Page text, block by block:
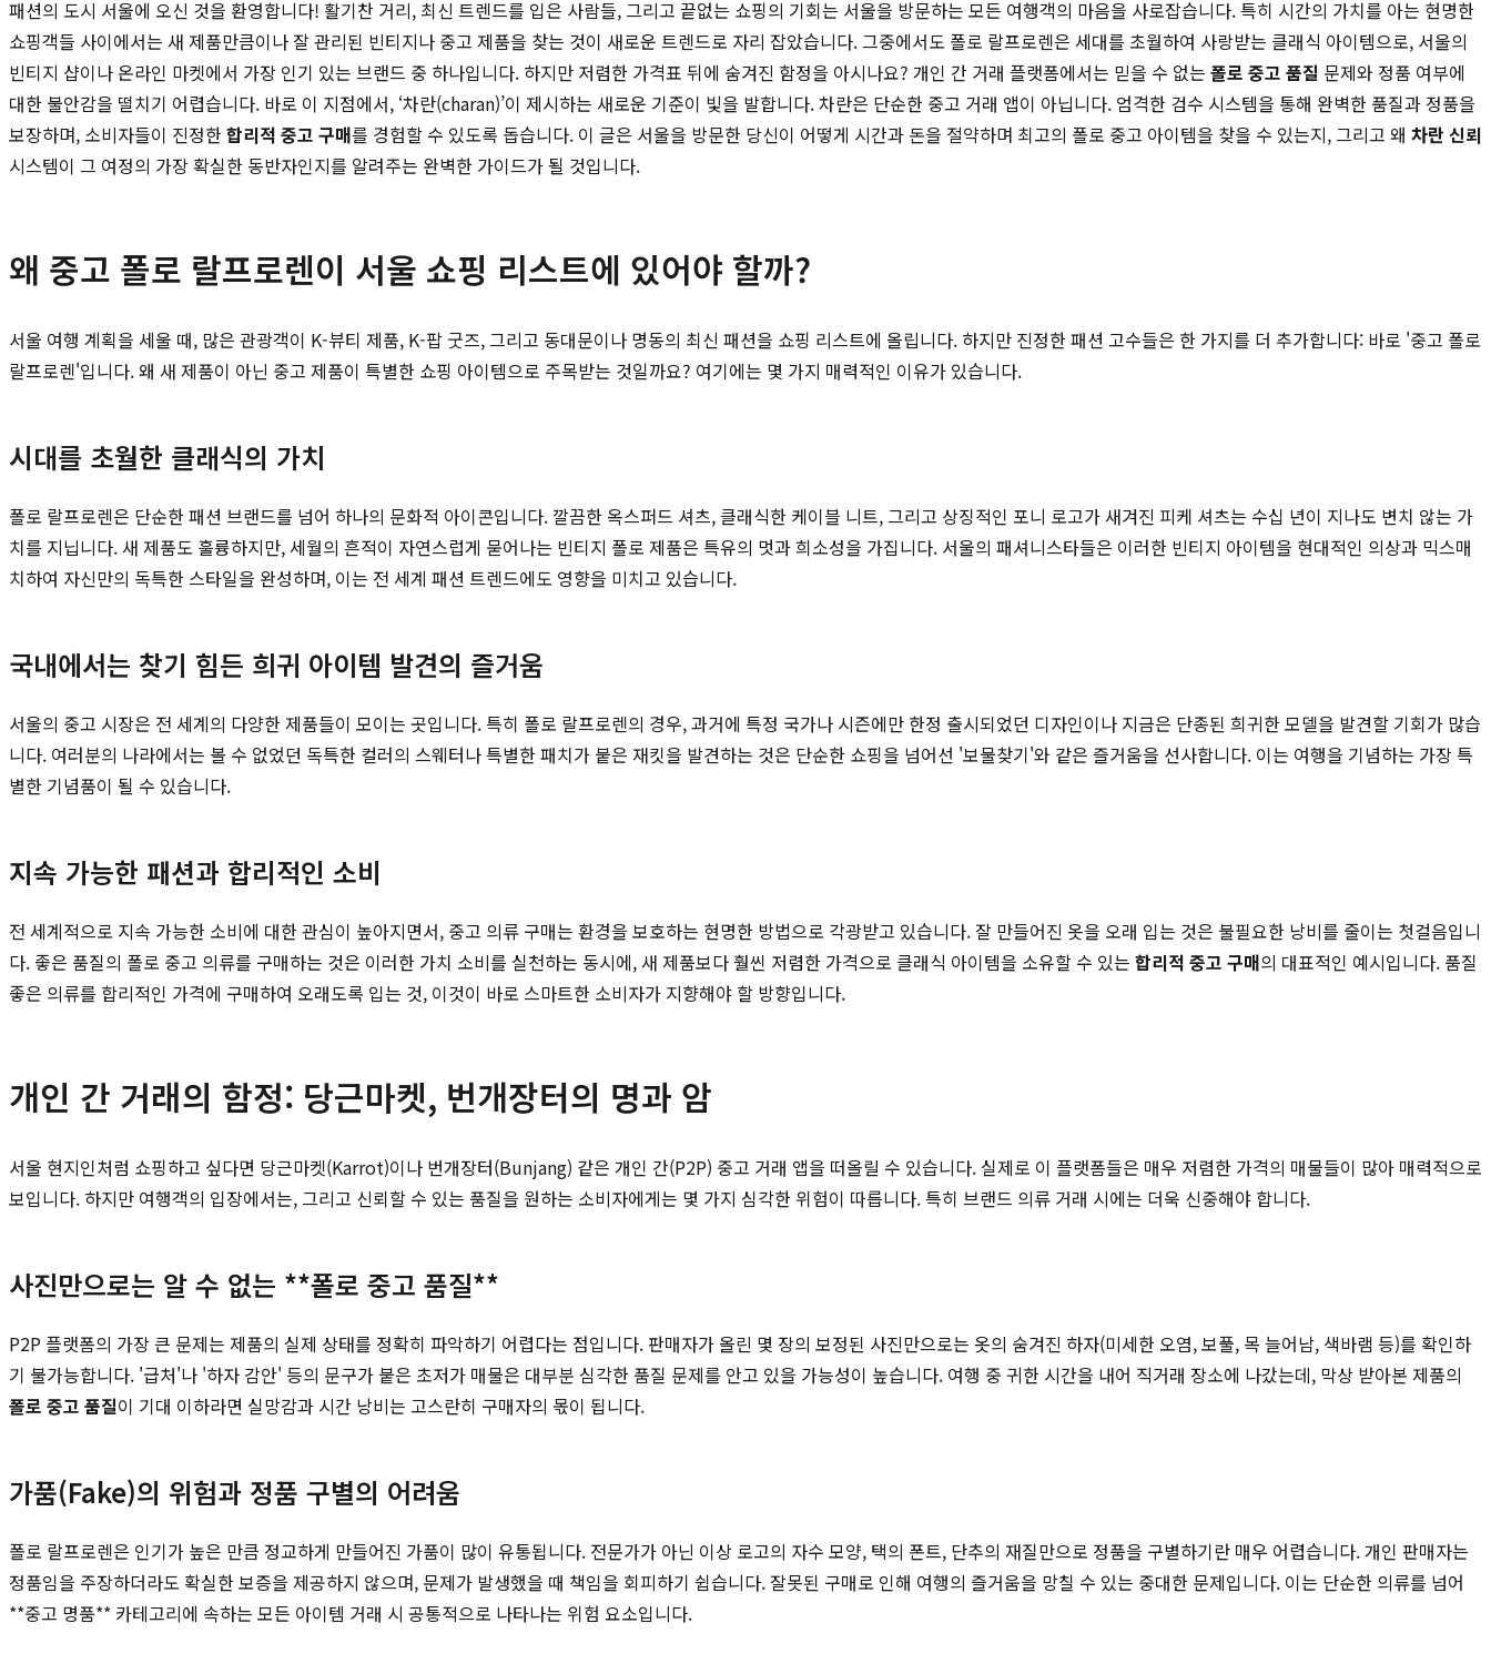
패션의 도시 서울에 오신 것을 환영합니다! 활기찬 거리, 최신 트렌드를 입은 사람들, 그리고 끝없는 쇼핑의 기회는 서울을 방문하는 모든 여행객의 마음을 사로잡습니다. 특히 시간의 가치를 아는 현명한
쇼핑객들 사이에서는 새 제품만큼이나 잘 관리된 빈티지나 중고 제품을 찾는 것이 새로운 트렌드로 자리 잡았습니다. 그중에서도 폴로 랄프로렌은 세대를 초월하여 사랑받는 클래식 아이템으로, 서울의
빈티지 샵이나 온라인 마켓에서 가장 인기 있는 브랜드 중 하나입니다. 하지만 저렴한 가격표 뒤에 숨겨진 함정을 아시나요? 개인 간 거래 플랫폼에서는 믿을 수 없는 폴로 중고 품질 문제와 정품 여부에
대한 불안감을 떨치기 어렵습니다. 바로 이 지점에서, ‘차란(charan)’이 제시하는 새로운 기준이 빛을 발합니다. 차란은 단순한 중고 거래 앱이 아닙니다. 엄격한 검수 시스템을 통해 완벽한 품질과 정품을
보장하며, 소비자들이 진정한합리적 중고 구매를 경험할 수 있도록 돕습니다. 이 글은 서울을 방문한 당신이 어떻게 시간과 돈을 절약하며 최고의 폴로 중고 아이템을 찾을 수 있는지, 그리고 왜 차란 신뢰
시스템이 그 여정의 가장 확실한 동반자인지를 알려주는 완벽한 가이드가 될 것입니다.
왜 중고 폴로 랄프로렌이 서울 쇼핑 리스트에 있어야 할까?
서울 여행 계획을 세울 때, 많은 관광객이 K-뷰티 제품, K-팝 굿즈, 그리고 동대문이나 명동의 최신 패션을 쇼핑 리스트에 올립니다. 하지만 진정한 패션 고수들은 한 가지를 더 추가합니다: 바로 '중고 폴로
랄프로렌'입니다. 왜 새 제품이 아닌 중고 제품이 특별한 쇼핑 아이템으로 주목받는 것일까요? 여기에는 몇 가지 매력적인 이유가 있습니다.
시대를 초월한 클래식의 가치
폴로 랄프로렌은 단순한 패션 브랜드를 넘어 하나의 문화적 아이콘입니다. 깔끔한 옥스퍼드 셔츠, 클래식한 케이블 니트, 그리고 상징적인 포니 로고가 새겨진 피케 셔츠는 수십 년이 지나도 변치 않는 가
치를 지닙니다. 새 제품도 훌륭하지만, 세월의 흔적이 자연스럽게 묻어나는 빈티지 폴로 제품은 특유의 멋과 희소성을 가집니다. 서울의 패셔니스타들은 이러한 빈티지 아이템을 현대적인 의상과 믹스매
치하여 자신만의 독특한 스타일을 완성하며, 이는 전 세계 패션 트렌드에도 영향을 미치고 있습니다.
국내에서는 찾기 힘든 희귀 아이템 발견의 즐거움
서울의 중고 시장은 전 세계의 다양한 제품들이 모이는 곳입니다. 특히 폴로 랄프로렌의 경우, 과거에 특정 국가나 시즌에만 한정 출시되었던 디자인이나 지금은 단종된 희귀한 모델을 발견할 기회가 많습
니다. 여러분의 나라에서는 볼 수 없었던 독특한 컬러의 스웨터나 특별한 패치가 붙은 재킷을 발견하는 것은 단순한 쇼핑을 넘어선 '보물찾기'와 같은 즐거움을 선사합니다. 이는 여행을 기념하는 가장 특
별한 기념품이 될 수 있습니다.
지속 가능한 패션과 합리적인 소비
전 세계적으로 지속 가능한 소비에 대한 관심이 높아지면서, 중고 의류 구매는 환경을 보호하는 현명한 방법으로 각광받고 있습니다. 잘 만들어진 옷을 오래 입는 것은 불필요한 낭비를 줄이는 첫걸음입니
다. 좋은 품질의 폴로 중고 의류를 구매하는 것은 이러한 가치 소비를 실천하는 동시에, 새 제품보다 훨씬 저렴한 가격으로 클래식 아이템을 소유할 수 있는 합리적 중고 구매의 대표적인 예시입니다. 품질
좋은 의류를 합리적인 가격에 구매하여 오래도록 입는 것, 이것이 바로 스마트한 소비자가 지향해야 할 방향입니다.
개인 간 거래의 함정: 당근마켓, 번개장터의 명과 암
서울 현지인처럼 쇼핑하고 싶다면 당근마켓(Karrot)이나 번개장터(Bunjang) 같은 개인 간(P2P) 중고 거래 앱을 떠올릴 수 있습니다. 실제로 이 플랫폼들은 매우 저렴한 가격의 매물들이 많아 매력적으로
보입니다. 하지만 여행객의 입장에서는, 그리고 신뢰할 수 있는 품질을 원하는 소비자에게는 몇 가지 심각한 위험이 따릅니다. 특히 브랜드 의류 거래 시에는 더욱 신중해야 합니다.
사진만으로는 알 수 없는 **폴로 중고 품질**
P2P 플랫폼의 가장 큰 문제는 제품의 실제 상태를 정확히 파악하기 어렵다는 점입니다. 판매자가 올린 몇 장의 보정된 사진만으로는 옷의 숨겨진 하자(미세한 오염, 보풀, 목 늘어남, 색바램 등)를 확인하
기 불가능합니다. '급처'나 '하자 감안' 등의 문구가 붙은 초저가 매물은 대부분 심각한 품질 문제를 안고 있을 가능성이 높습니다. 여행 중 귀한 시간을 내어 직거래 장소에 나갔는데, 막상 받아본 제품의
폴로 중고 품질이 기대 이하라면 실망감과 시간 낭비는 고스란히 구매자의 몫이 됩니다.
가품(Fake)의 위험과 정품 구별의 어려움
폴로 랄프로렌은 인기가 높은 만큼 정교하게 만들어진 가품이 많이 유통됩니다. 전문가가 아닌 이상 로고의 자수 모양, 택의 폰트, 단추의 재질만으로 정품을 구별하기란 매우 어렵습니다. 개인 판매자는
정품임을 주장하더라도 확실한 보증을 제공하지 않으며, 문제가 발생했을 때 책임을 회피하기 쉽습니다. 잘못된 구매로 인해 여행의 즐거움을 망칠 수 있는 중대한 문제입니다. 이는 단순한 의류를 넘어
**중고 명품** 카테고리에 속하는 모든 아이템 거래 시 공통적으로 나타나는 위험 요소입니다.